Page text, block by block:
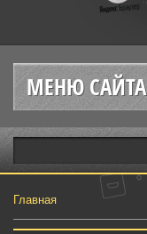
МЕНЮ САЙТА
Главная